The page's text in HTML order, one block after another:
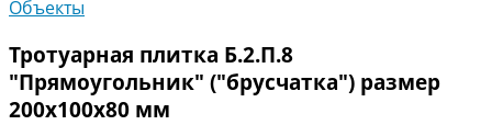
Объекты
Тротуарная плитка Б.2.П.8
"Прямоугольник" ("брусчатка") размер
200х100х80 мм